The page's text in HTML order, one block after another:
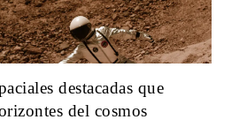
destacadas que
del cosmos